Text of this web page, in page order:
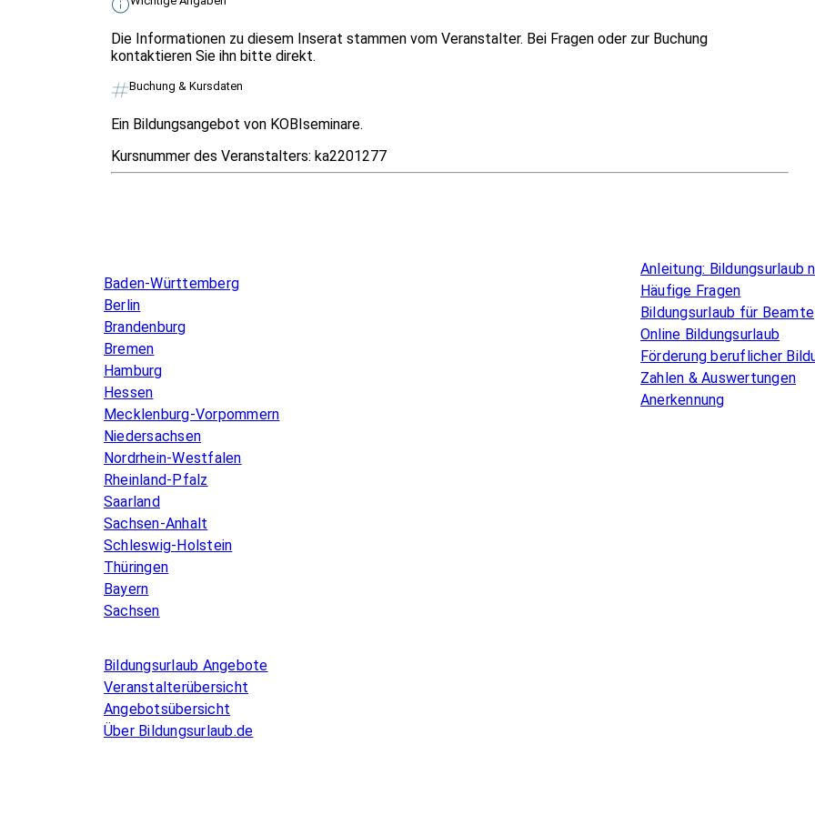
Die Informationen zu diesem Inserat stammen vom Veranstalter. Bei Fragen oder zur Buchung
kontaktieren Sie ihn bitte direkt.
Buchung & Kursdaten
Ein Bildungsangebot von KOBIseminare.
Kursnummer des Veranstalters: ka2201277
Baden-Württemberg
Berlin
Brandenburg
Bremen
Hamburg
Hessen
Mecklenburg-Vorpommern
Niedersachsen
Nordrhein-Westfalen
Rheinland-Pfalz
Saarland
Sachsen-Anhalt
Schleswig-Holstein
Thüringen
Bayern
Sachsen
Anleitung: Bildungsurlaub
Häufige Fragen
Bildungsurlaub für Beamte
Online Bildungsurlaub
Förderung beruflicher
Zahlen & Auswertungen
Anerkennung
Bildungsurlaub Angebote
Veranstalterübersicht
Angebotsübersicht
Über Bildungsurlaub.de